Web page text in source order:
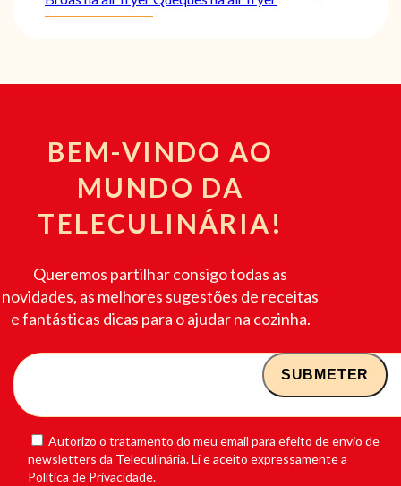
BEM-VINDO AO
MUNDO DA
TELECULINÁRIA!
Queremos partilhar consigo todas as
novidades, as melhores sugestões de receitas
e fantásticas dicas para o ajudar na cozinha.
Autorizo o tratamento do meu email para efeito de envio de
newsletters da Teleculinária. Li e aceito expressamente a
Política de Privacidade.